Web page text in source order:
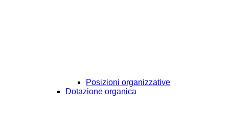
Posizioni organizzative
Dotazione organica